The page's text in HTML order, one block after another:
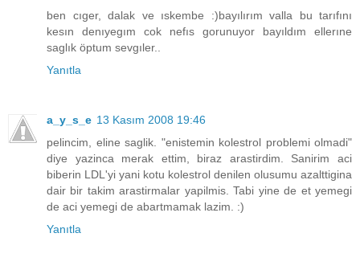
ben cıger, dalak ve ıskembe :)bayılırım valla bu tarıfını
kesın denıyegım cok nefıs gorunuyor bayıldım ellerıne
saglık öptum sevgıler..
Yanıtla
a_y_s_e 13 Kasım 2008 19:46
pelincim, eline saglik. "enistemin kolestrol problemi olmadi"
diye yazinca merak ettim, biraz arastirdim. Sanirim aci
biberin LDL'yi yani kotu kolestrol denilen olusumu azalttigina
dair bir takim arastirmalar yapilmis. Tabi yine de et yemegi
de aci yemegi de abartmamak lazim. :)
Yanıtla